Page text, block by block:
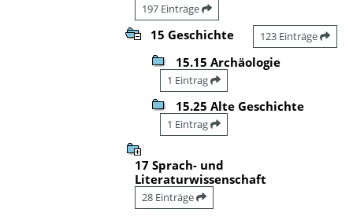
197 Einträge
15 Geschichte 123 Einträge
15.15 Archäologie
1 Eintrag
15.25 Alte Geschichte
1 Eintrag
17 Sprach- und
Literaturwissenschaft
28 Einträge